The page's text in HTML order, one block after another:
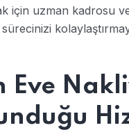
için uzman kadrosu
Eve